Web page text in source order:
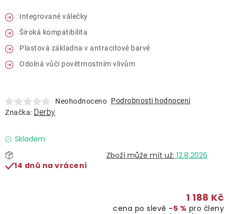
Doplňky
Deštníky
Integrované válečky
Široká kompatibilita
Plastová základna v antracitové barvě
Odolná vůči povětrnostním vlivům
Neohodnoceno Podrobnosti hodnocení
Značka: Derby
Skladem
12.8.2026
14 dnů na vrácení
1 188 Kč
cena po slevě −5 % pro členy